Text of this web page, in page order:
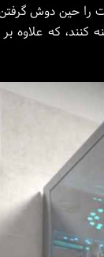
را حین دوش
کنند، که